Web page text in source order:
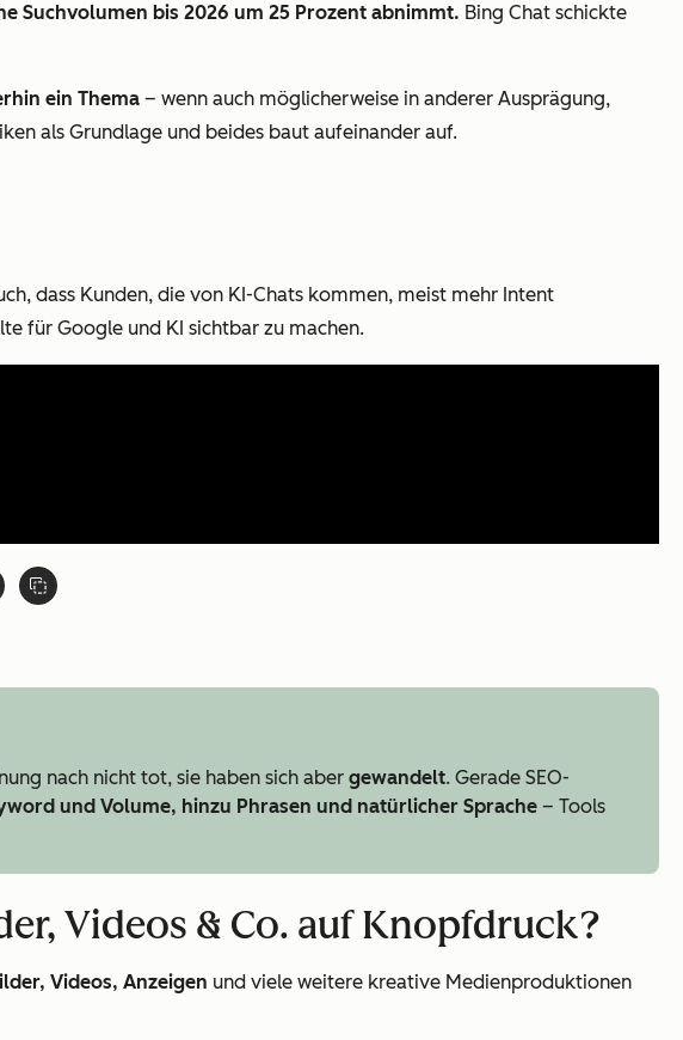
Suchvolumen bis 2026 um 25 Prozent abnimmt. Bing Chat schickte
ein Thema – wenn auch möglicherweise in anderer Ausprägung,
als Grundlage und beides baut aufeinander auf.
dass Kunden, die von KI-Chats kommen, meist mehr Intent
für Google und KI sichtbar zu machen.
nach nicht tot, sie haben sich aber gewandelt. Gerade SEO-
und Volume, hinzu Phrasen und natürlicher Sprache – Tools
Videos & Co. auf Knopfdruck?
Videos, Anzeigen und viele weitere kreative Medienproduktionen